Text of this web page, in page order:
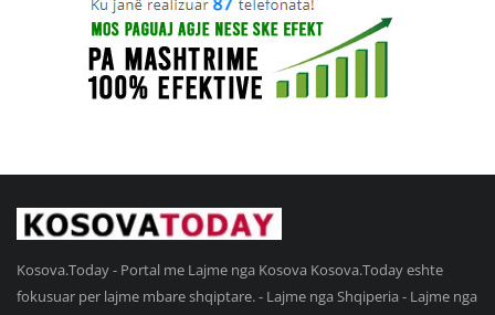
Kosova.Today - Portal me Lajme nga Kosova Kosova.Today eshte
fokusuar per lajme mbare shqiptare. - Lajme nga Shqiperia - Lajme nga